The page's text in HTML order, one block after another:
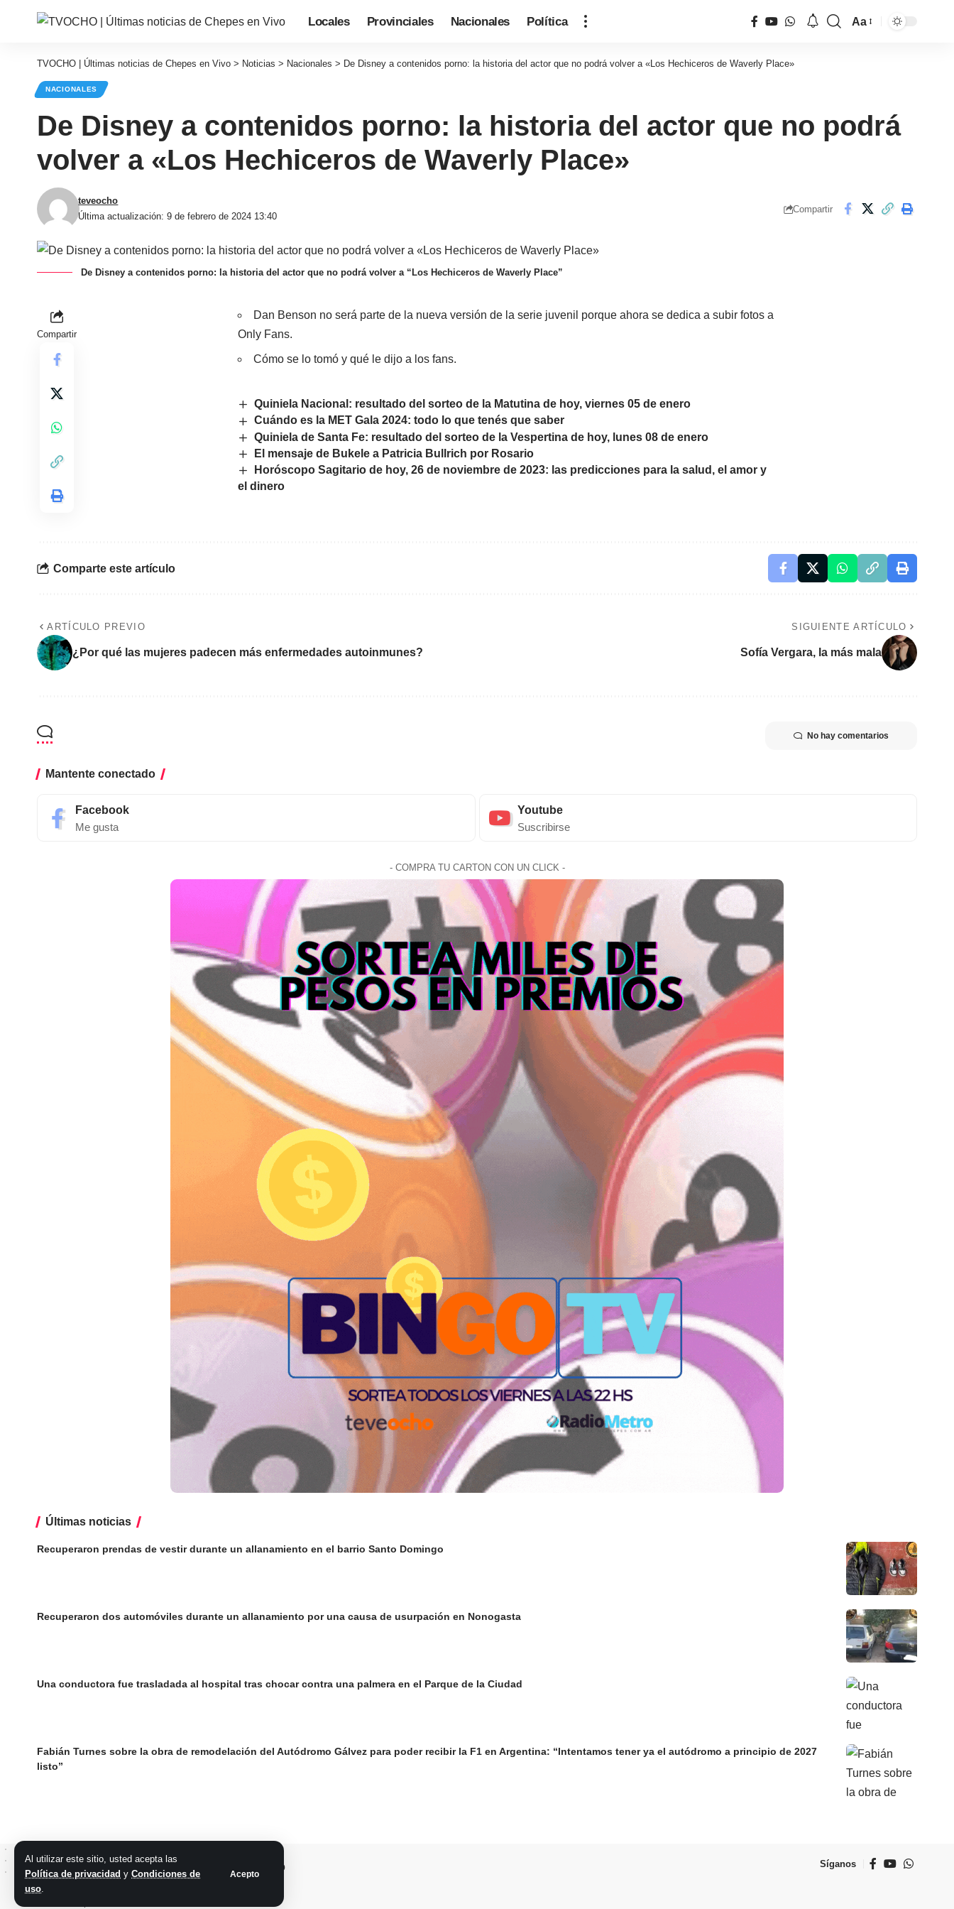
Al utilizar este sitio, usted acepta las
Política de privacidad y Condiciones de
uso.
Acepto
Locales Provinciales Nacionales Política Aa
TVOCHO | Últimas noticias de Chepes en Vivo > Noticias > Nacionales > De Disney a contenidos porno: la historia del actor que no podrá volver a «Los Hechiceros de Waverly Place»
NACIONALES
De Disney a contenidos porno: la historia del actor que no podrá
volver a «Los Hechiceros de Waverly Place»
Última actualización: 9 de febrero de 2024 13:40
teveocho
Compartir
De Disney a contenidos porno: la historia del actor que no podrá volver a “Los Hechiceros de Waverly Place”
Compartir
Dan Benson no será parte de la nueva versión de la serie juvenil porque ahora se dedica a subir fotos a
Only Fans.
Cómo se lo tomó y qué le dijo a los fans.
Quiniela Nacional: resultado del sorteo de la Matutina de hoy, viernes 05 de enero
Cuándo es la MET Gala 2024: todo lo que tenés que saber
Quiniela de Santa Fe: resultado del sorteo de la Vespertina de hoy, lunes 08 de enero
El mensaje de Bukele a Patricia Bullrich por Rosario
Horóscopo Sagitario de hoy, 26 de noviembre de 2023: las predicciones para la salud, el amor y
el dinero
Comparte este artículo
ARTÍCULO PREVIO
¿Por qué las mujeres padecen más enfermedades autoinmunes?
SIGUIENTE ARTÍCULO
Sofía Vergara, la más mala
No hay comentarios
Mantente conectado
Facebook
Me gusta
Youtube
Suscribirse
- COMPRA TU CARTON CON UN CLICK -
Últimas noticias
Recuperaron prendas de vestir durante un allanamiento en el barrio Santo Domingo
Recuperaron dos automóviles durante un allanamiento por una causa de usurpación en Nonogasta
Una conductora fue trasladada al hospital tras chocar contra una palmera en el Parque de la Ciudad
Fabián Turnes sobre la obra de remodelación del Autódromo Gálvez para poder recibir la F1 en Argentina: “Intentamos tener ya el autódromo a principio de 2027
listo”
Síganos